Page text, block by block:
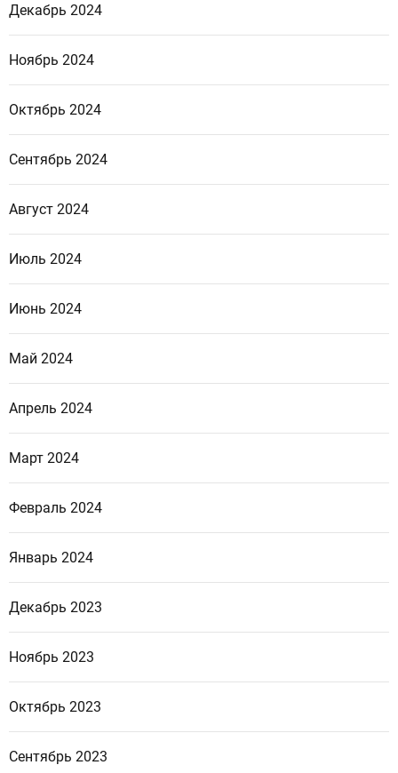
Декабрь 2024
Ноябрь 2024
Октябрь 2024
Сентябрь 2024
Август 2024
Июль 2024
Июнь 2024
Май 2024
Апрель 2024
Март 2024
Февраль 2024
Январь 2024
Декабрь 2023
Ноябрь 2023
Октябрь 2023
Сентябрь 2023